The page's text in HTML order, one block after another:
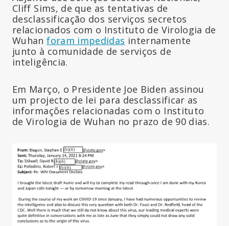
Cliff Sims, de que as tentativas de
desclassificação dos serviços secretos
relacionados com o Instituto de Virologia de
Wuhanforam impedidas internamente
junto à comunidade de serviços de
inteligência.
Em Março, o Presidente Joe Biden assinou
um projecto de lei para desclassificar as
informações relacionadas com o Instituto
de Virologia de Wuhan no prazo de 90 dias.